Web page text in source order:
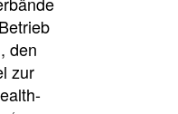
den
zur